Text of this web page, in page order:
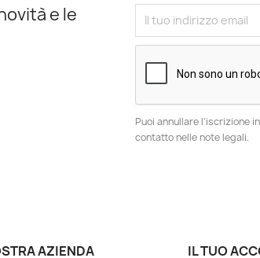
e le
Puoi annullare l'iscrizione
contatto nelle note legali.
AZIENDA IL TUO